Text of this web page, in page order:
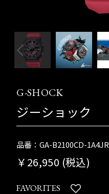
G-SHOCK
ジーショック
品番：GA-B2100CD-1A4JR
￥26,950 (税込)
FAVORITES